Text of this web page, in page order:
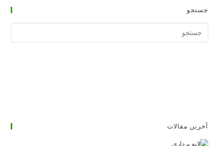
جستجو
وبسایت
آخرین مقالات